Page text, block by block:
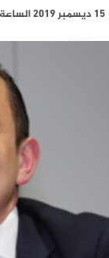
15 ديسمبر 2019 الساعة 10 و 30 دقيقة